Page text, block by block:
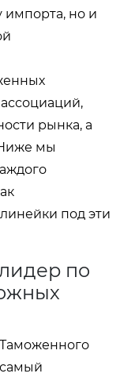
импорта, но и
рынка, а
мы
под эти
по